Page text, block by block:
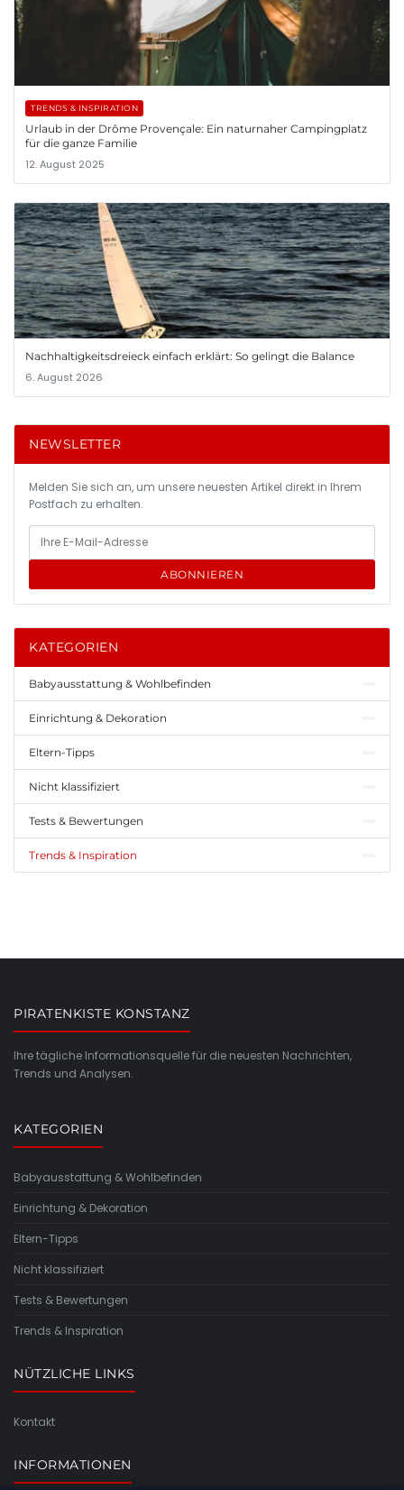
TRENDS & INSPIRATION
Urlaub in der Drôme Provençale: Ein naturnaher Campingplatz
für die ganze Familie
12. August 2025
Nachhaltigkeitsdreieck einfach erklärt: So gelingt die Balance
6. August 2026
NEWSLETTER
Melden Sie sich an, um unsere neuesten Artikel direkt in Ihrem
Postfach zu erhalten.
ABONNIEREN
KATEGORIEN
Babyausstattung & Wohlbefinden
Einrichtung & Dekoration
Eltern-Tipps
Nicht klassifiziert
Tests & Bewertungen
Trends & Inspiration
PIRATENKISTE KONSTANZ
Ihre tägliche Informationsquelle für die neuesten Nachrichten,
Trends und Analysen.
KATEGORIEN
Babyausstattung & Wohlbefinden
Einrichtung & Dekoration
Eltern-Tipps
Nicht klassifiziert
Tests & Bewertungen
Trends & Inspiration
NÜTZLICHE LINKS
Kontakt
INFORMATIONEN